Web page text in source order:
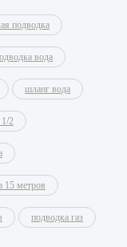
подводка
вода
шланг вода
1/2
15 метров
подводка газ